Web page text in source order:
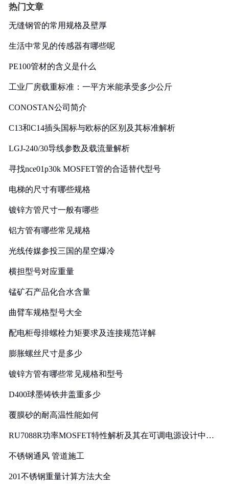
热门文章
无缝钢管的常用规格及壁厚
生活中常见的传感器有哪些呢
PE100管材的含义是什么
工业厂房载重标准：一平方米能承受多少公斤
CONOSTAN公司简介
C13和C14插头国标与欧标的区别及其标准解析
LGJ-240/30导线参数及载流量解析
寻找nce01p30k MOSFET管的合适替代型号
电梯的尺寸有哪些规格
镀锌方管尺寸一般有哪些
铝方管有哪些常见规格
光线传媒参投三国的星空爆冷
横担型号对应重量
锰矿石产品化合水含量
曲臂车规格型号大全
配电柜母排螺栓力矩要求及连接规范详解
膨胀螺丝尺寸是多少
镀锌方管有哪些常见规格和型号
D400球墨铸铁井盖重多少
覆膜砂的耐高温性能如何
RU7088R功率MOSFET特性解析及其在可调电源设计中的
不锈钢通风 管道施工
201不锈钢重量计算方法大全